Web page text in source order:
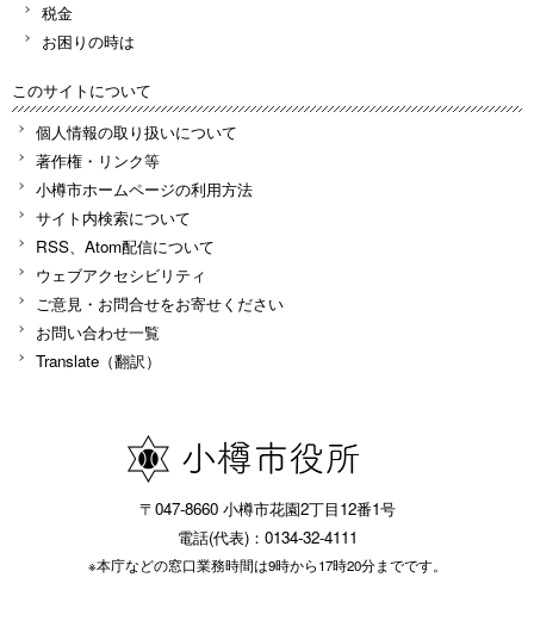
税金
お困りの時は
このサイトについて
個人情報の取り扱いについて
著作権・リンク等
小樽市ホームページの利用方法
サイト内検索について
RSS、Atom配信について
ウェブアクセシビリティ
ご意見・お問合せをお寄せください
お問い合わせ一覧
Translate（翻訳）
〒047-8660 小樽市花園2丁目12番1号
電話(代表)：0134-32-4111
※本庁などの窓口業務時間は9時から17時20分までです。